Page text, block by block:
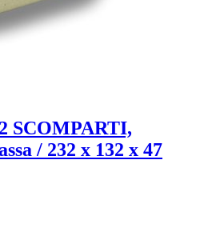
SCOMPARTI,
/ 232 x 132 x 47